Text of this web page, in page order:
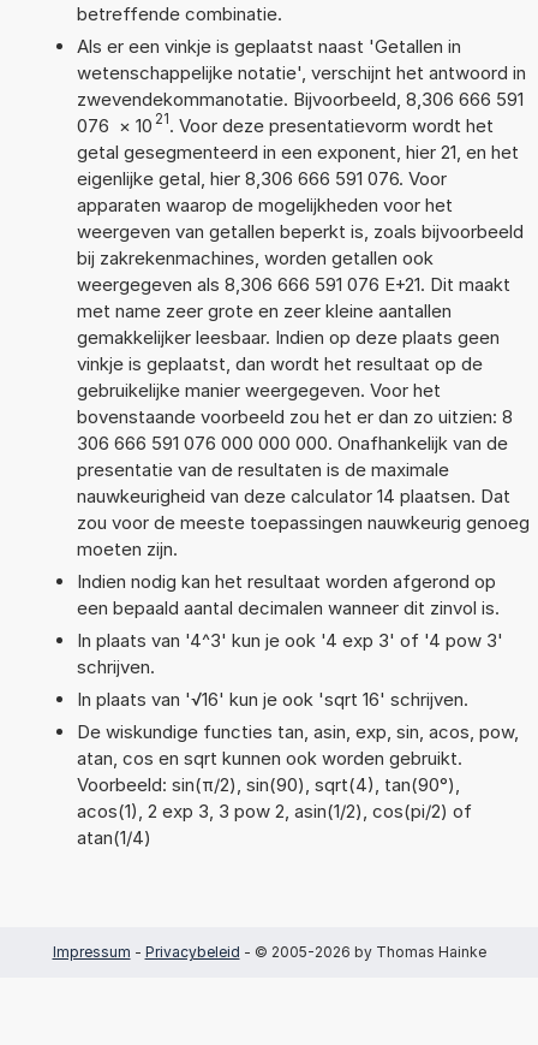
betreffende combinatie.
Als er een vinkje is geplaatst naast 'Getallen in
wetenschappelijke notatie', verschijnt het antwoord in
zwevendekommanotatie. Bijvoorbeeld, 8,306 666 591
076 × 10 21. Voor deze presentatievorm wordt het
getal gesegmenteerd in een exponent, hier 21, en het
eigenlijke getal, hier 8,306 666 591 076. Voor
apparaten waarop de mogelijkheden voor het
weergeven van getallen beperkt is, zoals bijvoorbeeld
bij zakrekenmachines, worden getallen ook
weergegeven als 8,306 666 591 076 E+21. Dit maakt
met name zeer grote en zeer kleine aantallen
gemakkelijker leesbaar. Indien op deze plaats geen
vinkje is geplaatst, dan wordt het resultaat op de
gebruikelijke manier weergegeven. Voor het
bovenstaande voorbeeld zou het er dan zo uitzien: 8
306 666 591 076 000 000 000. Onafhankelijk van de
presentatie van de resultaten is de maximale
nauwkeurigheid van deze calculator 14 plaatsen. Dat
zou voor de meeste toepassingen nauwkeurig genoeg
moeten zijn.
Indien nodig kan het resultaat worden afgerond op
een bepaald aantal decimalen wanneer dit zinvol is.
In plaats van '4^3' kun je ook '4 exp 3' of '4 pow 3'
schrijven.
In plaats van '√16' kun je ook 'sqrt 16' schrijven.
De wiskundige functies tan, asin, exp, sin, acos, pow,
atan, cos en sqrt kunnen ook worden gebruikt.
Voorbeeld: sin(π/2), sin(90), sqrt(4), tan(90°),
acos(1), 2 exp 3, 3 pow 2, asin(1/2), cos(pi/2) of
atan(1/4)
Impressum - Privacybeleid - © 2005-2026 by Thomas Hainke